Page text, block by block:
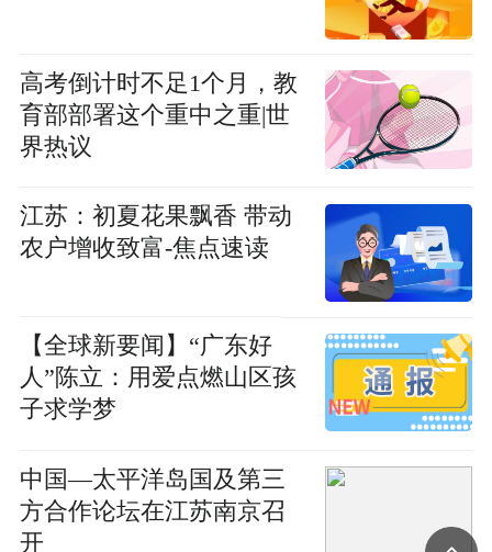
高考倒计时不足1个月，教
育部部署这个重中之重|世
界热议
江苏：初夏花果飘香 带动
农户增收致富-焦点速读
【全球新要闻】“广东好
人”陈立：用爱点燃山区孩
子求学梦
中国—太平洋岛国及第三
方合作论坛在江苏南京召
开